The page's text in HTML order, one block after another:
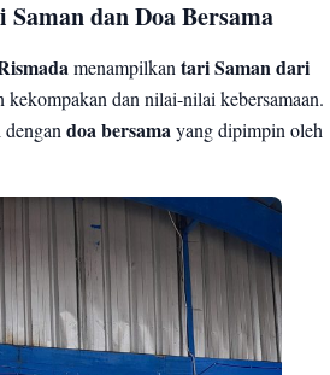
Saman dan Doa Bersama
menampilkan tari Saman dari
kekompakan dan nilai-nilai kebersamaan.
doa bersama yang dipimpin oleh